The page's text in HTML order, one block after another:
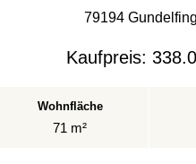
79194
Kaufpreis:
Wohnfläche
71 m²